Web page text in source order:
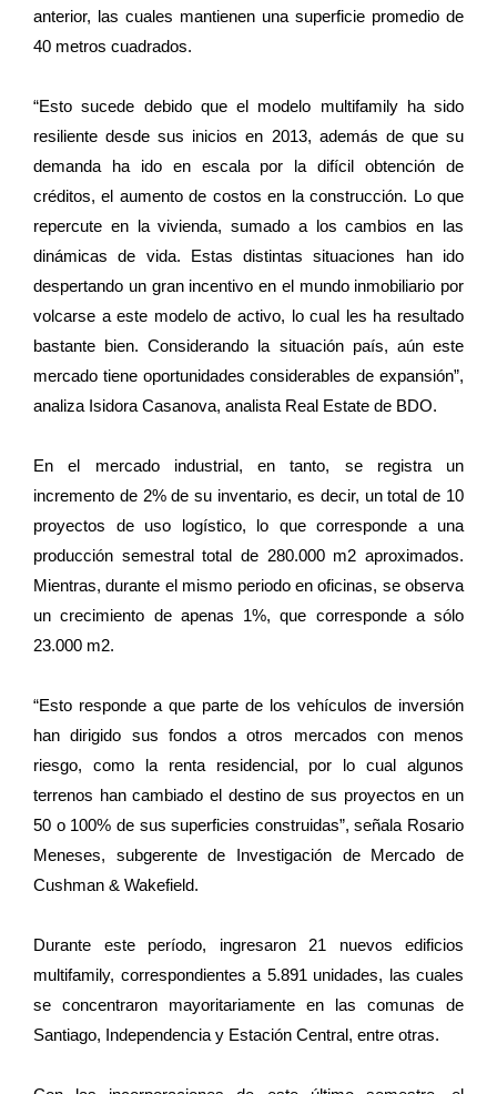
anterior, las cuales mantienen una superficie promedio de
40 metros cuadrados.
“Esto sucede debido que el modelo multifamily ha sido
resiliente desde sus inicios en 2013, además de que su
demanda ha ido en escala por la difícil obtención de
créditos, el aumento de costos en la construcción. Lo que
repercute en la vivienda, sumado a los cambios en las
dinámicas de vida. Estas distintas situaciones han ido
despertando un gran incentivo en el mundo inmobiliario por
volcarse a este modelo de activo, lo cual les ha resultado
bastante bien. Considerando la situación país, aún este
mercado tiene oportunidades considerables de expansión”,
analiza Isidora Casanova, analista Real Estate de BDO.
En el mercado industrial, en tanto, se registra un
incremento de 2% de su inventario, es decir, un total de 10
proyectos de uso logístico, lo que corresponde a una
producción semestral total de 280.000 m2 aproximados.
Mientras, durante el mismo periodo en oficinas, se observa
un crecimiento de apenas 1%, que corresponde a sólo
23.000 m2.
“Esto responde a que parte de los vehículos de inversión
han dirigido sus fondos a otros mercados con menos
riesgo, como la renta residencial, por lo cual algunos
terrenos han cambiado el destino de sus proyectos en un
50 o 100% de sus superficies construidas”, señala Rosario
Meneses, subgerente de Investigación de Mercado de
Cushman & Wakefield.
Durante este período, ingresaron 21 nuevos edificios
multifamily, correspondientes a 5.891 unidades, las cuales
se concentraron mayoritariamente en las comunas de
Santiago, Independencia y Estación Central, entre otras.